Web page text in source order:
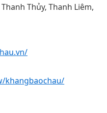
Thủy, Thanh Liêm,
khangbaochau/